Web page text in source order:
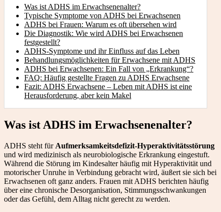
Was ist ADHS im Erwachsenenalter?
Typische Symptome von ADHS bei Erwachsenen
ADHS bei Frauen: Warum es oft übersehen wird
Die Diagnostik: Wie wird ADHS bei Erwachsenen
festgestellt?
ADHS-Symptome und ihr Einfluss auf das Leben
Behandlungsmöglichkeiten für Erwachsene mit ADHS
ADHS bei Erwachsenen: Ein Fall von „Erkrankung“?
FAQ: Häufig gestellte Fragen zu ADHS Erwachsene
Fazit: ADHS Erwachsene – Leben mit ADHS ist eine
Herausforderung, aber kein Makel
Was ist ADHS im Erwachsenenalter?
ADHS steht für Aufmerksamkeitsdefizit-Hyperaktivitätsstörung
und wird medizinisch als neurobiologische Erkrankung eingestuft.
Während die Störung im Kindesalter häufig mit Hyperaktivität und
motorischer Unruhe in Verbindung gebracht wird, äußert sie sich bei
Erwachsenen oft ganz anders. Frauen mit ADHS berichten häufig
über eine chronische Desorganisation, Stimmungsschwankungen
oder das Gefühl, dem Alltag nicht gerecht zu werden.